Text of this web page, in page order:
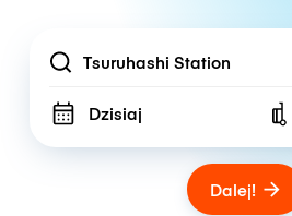
Location
Dzisiaj
Dalej!